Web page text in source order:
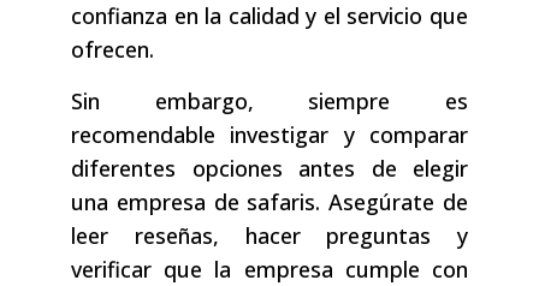
confianza en la calidad y el servicio que
ofrecen.
Sin embargo, siempre es
recomendable investigar y comparar
diferentes opciones antes de elegir
una empresa de safaris. Asegúrate de
leer reseñas, hacer preguntas y
verificar que la empresa cumple con